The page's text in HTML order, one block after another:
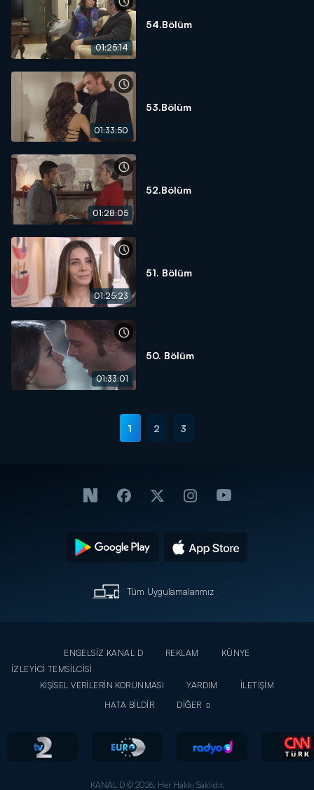
01:25:14
54.Bölüm
01:33:50
53.Bölüm
01:28:05
52.Bölüm
01:25:23
51. Bölüm
01:33:01
50. Bölüm
1 2 3
Tüm Uygulamalarımız
ENGELSİZ KANAL D REKLAM
KÜNYE
İZLEYİCİ TEMSİLCİSİ
KİŞİSEL VERİLERİN KORUNMASI
YARDIM
İLETİŞİM
HATA BİLDİR
DİĞER
KANAL D © 2026. Her Hakkı Saklıdır.